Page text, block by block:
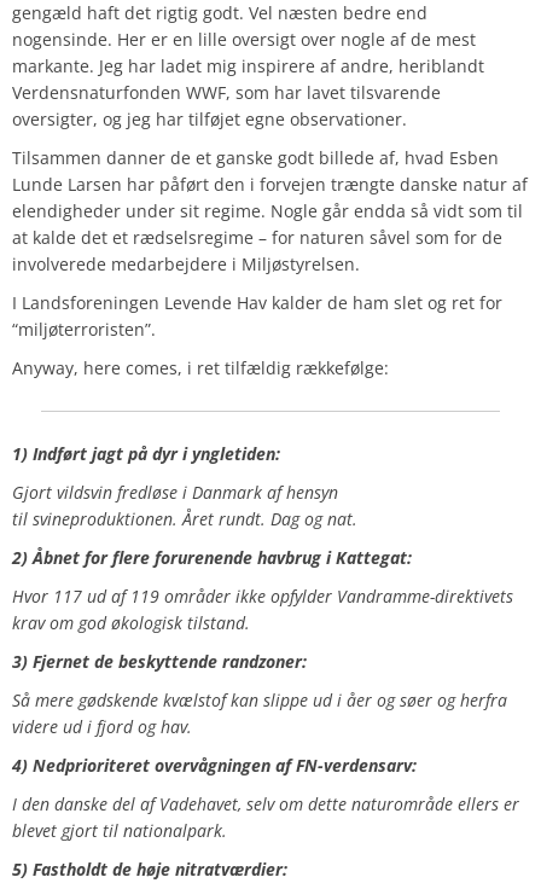
gengæld haft det rigtig godt. Vel næsten bedre end
nogensinde. Her er en lille oversigt over nogle af de mest
markante. Jeg har ladet mig inspirere af andre, heriblandt
Verdensnaturfonden WWF, som har lavet tilsvarende
oversigter, og jeg har tilføjet egne observationer.
Tilsammen danner de et ganske godt billede af, hvad Esben
Lunde Larsen har påført den i forvejen trængte danske natur af
elendigheder under sit regime. Nogle går endda så vidt som til
at kalde det et rædselsregime – for naturen såvel som for de
involverede medarbejdere i Miljøstyrelsen.
I Landsforeningen Levende Hav kalder de ham slet og ret for
“miljøterroristen”.
Anyway, here comes, i ret tilfældig rækkefølge:
1) Indført jagt på dyr i yngletiden:
Gjort vildsvin fredløse i Danmark af hensyn
til svineproduktionen. Året rundt. Dag og nat.
2) Åbnet for flere forurenende havbrug i Kattegat:
Hvor 117 ud af 119 områder ikke opfylder Vandramme-direktivets
krav om god økologisk tilstand.
3) Fjernet de beskyttende randzoner:
Så mere gødskende kvælstof kan slippe ud i åer og søer og herfra
videre ud i fjord og hav.
4) Nedprioriteret overvågningen af FN-verdensarv:
I den danske del af Vadehavet, selv om dette naturområde ellers er
blevet gjort til nationalpark.
5) Fastholdt de høje nitratværdier: